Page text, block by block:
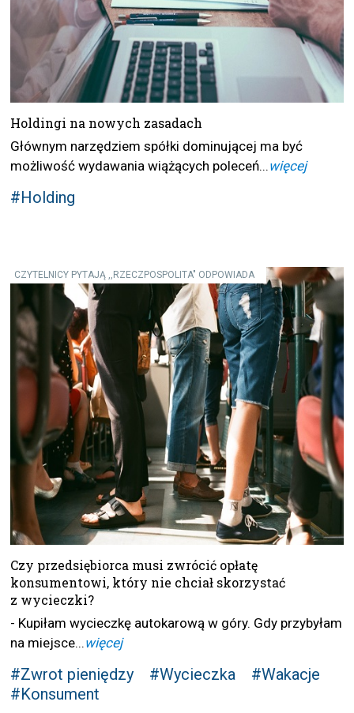
Holdingi na nowych zasadach
Głównym narzędziem spółki dominującej ma być
możliwość wydawania wiążących poleceń...więcej
#Holding
CZYTELNICY PYTAJĄ ,,RZECZPOSPOLITA" ODPOWIADA
Czy przedsiębiorca musi zwrócić opłatę
konsumentowi, który nie chciał skorzystać
z wycieczki?
- Kupiłam wycieczkę autokarową w góry. Gdy przybyłam
na miejsce...więcej
#Zwrot pieniędzy #Wycieczka
#Wakacje
#Konsument